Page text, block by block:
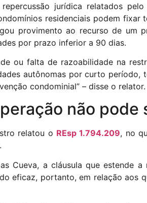
jurídica relatados
residenciais podem
provimento ao recurso de um
por prazo inferior a 90 dias.
ou falta de razoabilidade na
autônomas por curto período,
condominial” – disse o relator.
não
relatou o REsp 1.794.209, no
Cueva, a cláusula que
eficaz, portanto, em relação